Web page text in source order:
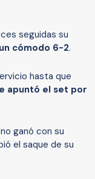
seguidas su
cómodo 6-2.
hasta que
apuntó el set por
ganó con su
el saque de su